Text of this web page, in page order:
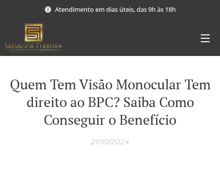
Atendimento em dias úteis, das 9h às 18h
Quem Tem Visão Monocular Tem
direito ao BPC? Saiba Como
Conseguir o Benefício
21/10/2024